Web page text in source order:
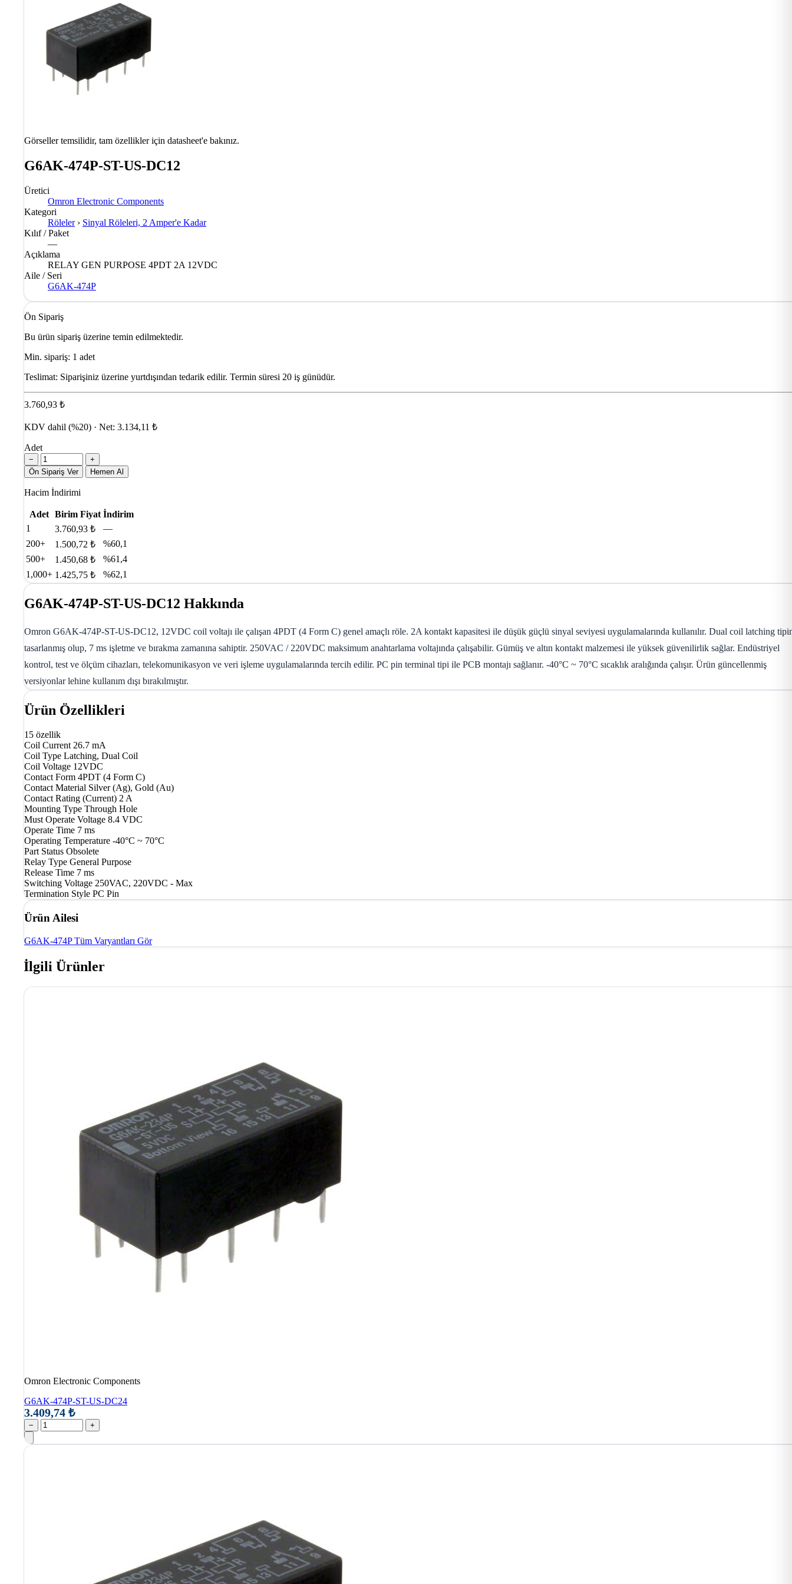
Görseller temsilidir, tam özellikler için datasheet'e bakınız.
G6AK-474P-ST-US-DC12
Üretici
Omron Electronic Components
Kategori
Röleler › Sinyal Röleleri, 2 Amper'e Kadar
Kılıf / Paket
—
Açıklama
RELAY GEN PURPOSE 4PDT 2A 12VDC
Aile / Seri
G6AK-474P
Ön Sipariş
Bu ürün sipariş üzerine temin edilmektedir.
Min. sipariş: 1 adet
Teslimat: Siparişiniz üzerine yurtdışından tedarik edilir. Termin süresi 20 iş günüdür.
3.760,93 ₺
KDV dahil (%20) · Net: 3.134,11 ₺
Adet
−
+
Ön Sipariş Ver
Hemen Al
Hacim İndirimi
Adet Birim Fiyat İndirim
1
3.760,93 ₺
—
200+
1.500,72 ₺
%60,1
500+
1.450,68 ₺
%61,4
1,000+ 1.425,75 ₺ %62,1
G6AK-474P-ST-US-DC12 Hakkında
Omron G6AK-474P-ST-US-DC12, 12VDC coil voltajı ile çalışan 4PDT (4 Form C) genel amaçlı röle. 2A kontakt kapasitesi ile düşük güçlü sinyal seviyesi uygulamalarında kullanılır. Dual coil latching
tasarlanmış olup, 7 ms işletme ve bırakma zamanına sahiptir. 250VAC / 220VDC maksimum anahtarlama voltajında çalışabilir. Gümüş ve altın kontakt malzemesi ile yüksek güvenilirlik sağlar. Endüstriyel
kontrol, test ve ölçüm cihazları, telekomunikasyon ve veri işleme uygulamalarında tercih edilir. PC pin terminal tipi ile PCB montajı sağlanır. -40°C ~ 70°C sıcaklık aralığında çalışır. Ürün güncellenmiş
versiyonlar lehine kullanım dışı bırakılmıştır.
Ürün Özellikleri
15 özellik
Coil Current 26.7 mA
Coil Type Latching, Dual Coil
Coil Voltage 12VDC
Contact Form 4PDT (4 Form C)
Contact Material Silver (Ag), Gold (Au)
Contact Rating (Current) 2 A
Mounting Type Through Hole
Must Operate Voltage 8.4 VDC
Operate Time 7 ms
Operating Temperature -40°C ~ 70°C
Part Status Obsolete
Relay Type General Purpose
Release Time 7 ms
Switching Voltage 250VAC, 220VDC - Max
Termination Style PC Pin
Ürün Ailesi
G6AK-474PTüm Varyantları Gör
İlgili Ürünler
Omron Electronic Components
G6AK-474P-ST-US-DC24
3.409,74 ₺
− +